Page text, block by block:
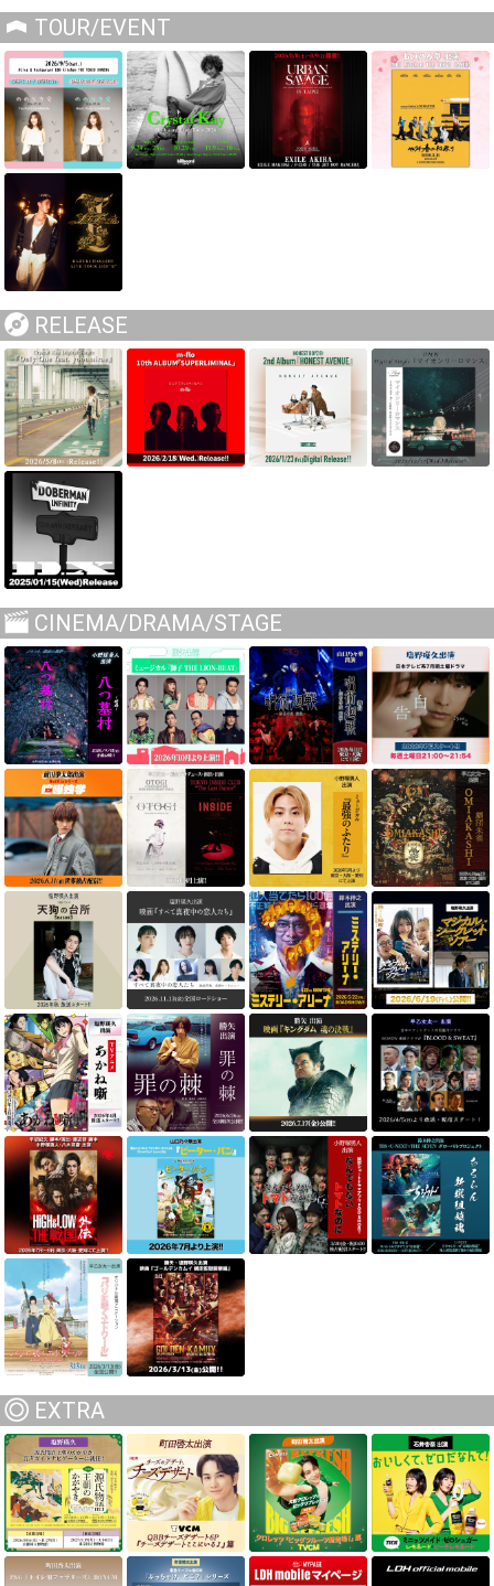
TOUR/EVENT
RELEASE
CINEMA/DRAMA/STAGE
EXTRA